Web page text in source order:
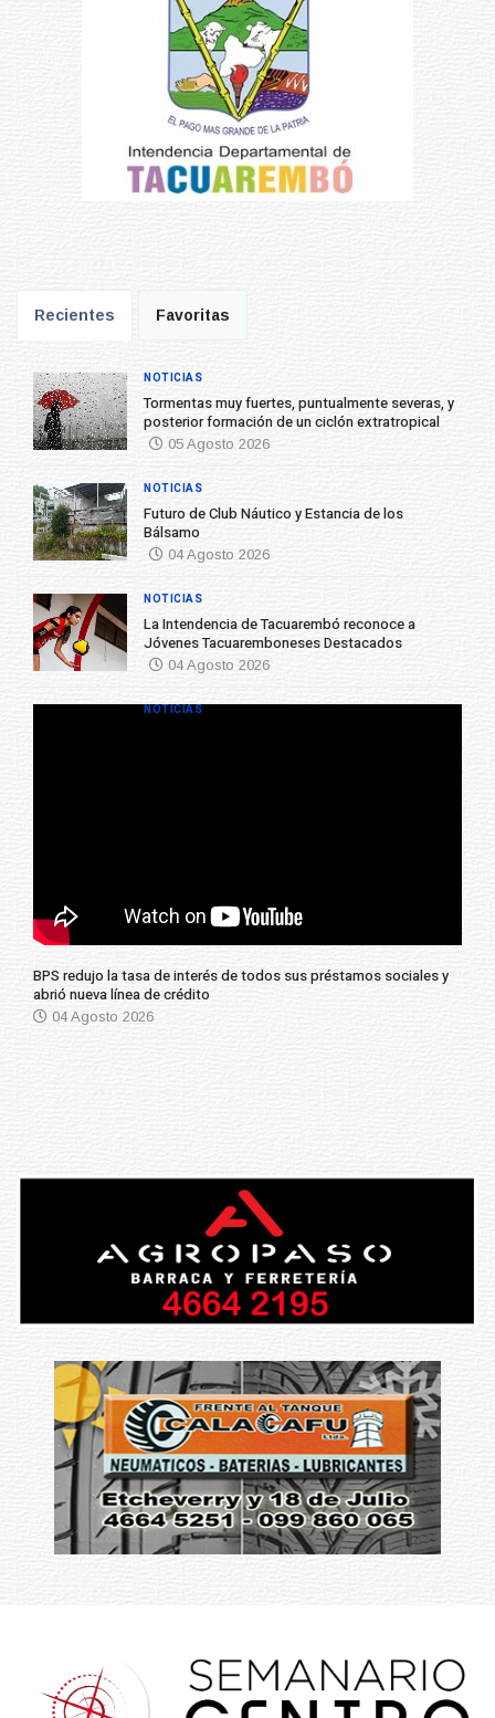
Recientes Favoritas
Tormentas muy fuertes, puntualmente severas, y
posterior formación de un ciclón extratropical
05 Agosto 2026
NOTICIAS
Futuro de Club Náutico y Estancia de los
Bálsamo
04 Agosto 2026
NOTICIAS
La Intendencia de Tacuarembó reconoce a
Jóvenes Tacuaremboneses Destacados
04 Agosto 2026
NOTICIAS
BPS redujo la tasa de interés de todos sus préstamos sociales y
abrió nueva línea de crédito
04 Agosto 2026
NOTICIAS